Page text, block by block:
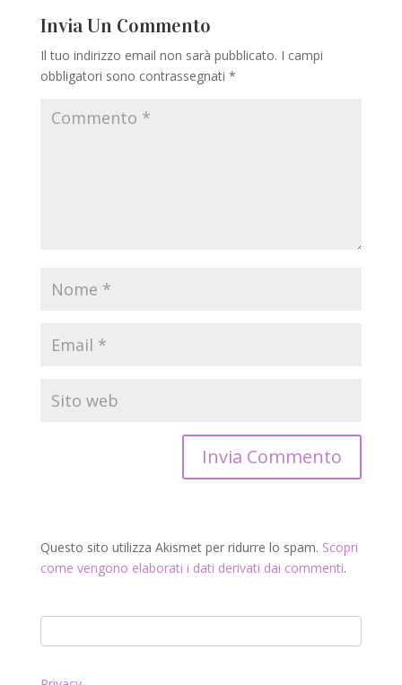
Invia Un Commento
Il tuo indirizzo email non sarà pubblicato. I campi
obbligatori sono contrassegnati *
Questo sito utilizza Akismet per ridurre lo spam. Scopri
come vengono elaborati i dati derivati dai commenti.